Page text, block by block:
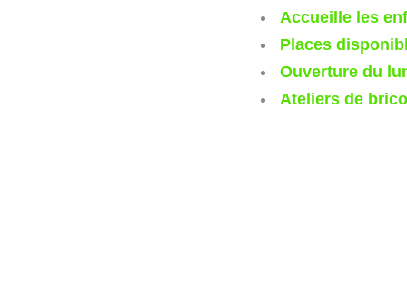
Accueille les
Places
Ouverture du
Ateliers de